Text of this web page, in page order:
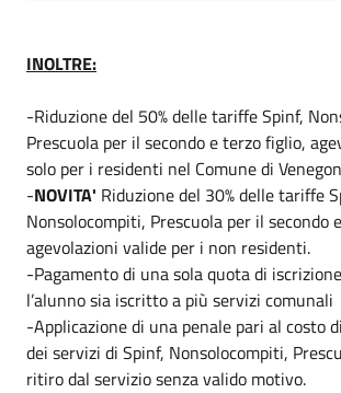
INOLTRE:
-Riduzione del 50% delle tariffe Spinf,
Prescuola per il secondo e terzo figlio,
solo per i residenti nel Comune di
-NOVITA' Riduzione del 30% delle tariffe
Nonsolocompiti, Prescuola per il secondo
agevolazioni valide per i non residenti.
-Pagamento di una sola quota di
l’alunno sia iscritto a più servizi comunali
-Applicazione di una penale pari al costo
dei servizi di Spinf, Nonsolocompiti,
ritiro dal servizio senza valido motivo.